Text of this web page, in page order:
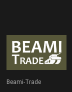
Beami-Trade